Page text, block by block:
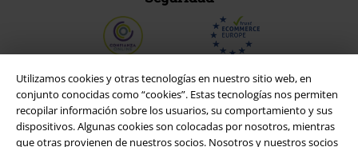
Utilizamos cookies y otras tecnologías en nuestro sitio web, en
conjunto conocidas como “cookies”. Estas tecnologías nos permiten
recopilar información sobre los usuarios, su comportamiento y sus
dispositivos. Algunas cookies son colocadas por nosotros, mientras
que otras provienen de nuestros socios. Nosotros y nuestros socios